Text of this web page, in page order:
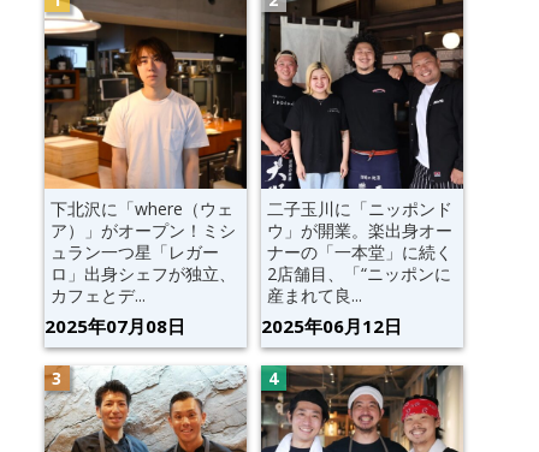
下北沢に「where（ウェ
ア）」がオープン！ミシ
ュラン一つ星「レガー
ロ」出身シェフが独立、
カフェとデ...
2025年07月08日
二子玉川に「ニッポンド
ウ」が開業。楽出身オー
ナーの「一本堂」に続く
2店舗目、「“ニッポンに
産まれて良...
2025年06月12日